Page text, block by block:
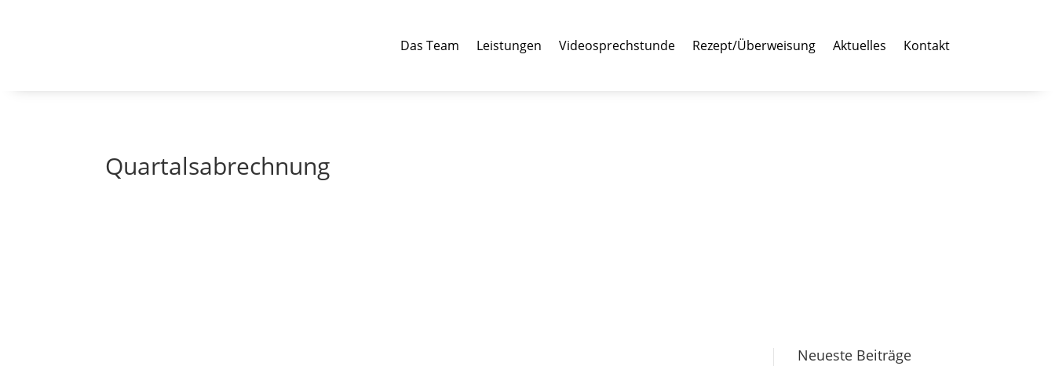
Das Team Leistungen Videosprechstunde Rezept/Überweisung Aktuelles Kontakt
Quartalsabrechnung
Neueste Beiträge